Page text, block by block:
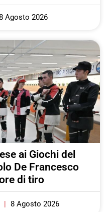
Agosto 2026
ai Giochi del
De Francesco
di tiro
8 Agosto 2026